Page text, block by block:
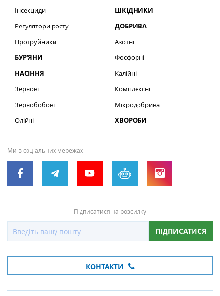
Інсекциди
Регулятори росту
Протруйники
БУР’ЯНИ
НАСІННЯ
Зернові
Зернобобові
Олійні
ШКІДНИКИ
ДОБРИВА
Азотні
Фосфорні
Калійні
Комплексні
Мікродобрива
ХВОРОБИ
Ми в соціальних мережах
Підписатися на розсилку
ПІДПИСАТИСЯ
КОНТАКТИ